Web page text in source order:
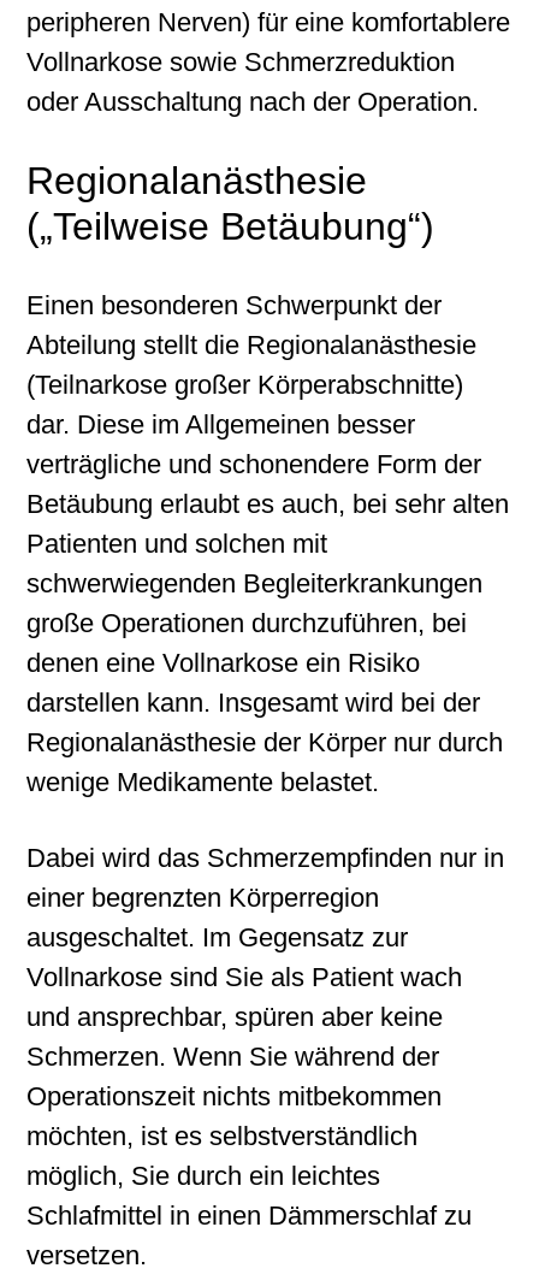
peripheren Nerven) für eine komfortablere
Vollnarkose sowie Schmerzreduktion
oder Ausschaltung nach der Operation.
Regionalanästhesie
(„Teilweise Betäubung“)
Einen besonderen Schwerpunkt der
Abteilung stellt die Regionalanästhesie
(Teilnarkose großer Körperabschnitte)
dar. Diese im Allgemeinen besser
verträgliche und schonendere Form der
Betäubung erlaubt es auch, bei sehr alten
Patienten und solchen mit
schwerwiegenden Begleiterkrankungen
große Operationen durchzuführen, bei
denen eine Vollnarkose ein Risiko
darstellen kann. Insgesamt wird bei der
Regionalanästhesie der Körper nur durch
wenige Medikamente belastet.
Dabei wird das Schmerzempfinden nur in
einer begrenzten Körperregion
ausgeschaltet. Im Gegensatz zur
Vollnarkose sind Sie als Patient wach
und ansprechbar, spüren aber keine
Schmerzen. Wenn Sie während der
Operationszeit nichts mitbekommen
möchten, ist es selbstverständlich
möglich, Sie durch ein leichtes
Schlafmittel in einen Dämmerschlaf zu
versetzen.